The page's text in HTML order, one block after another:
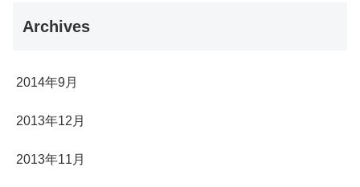
Archives
2014年9月
2013年12月
2013年11月